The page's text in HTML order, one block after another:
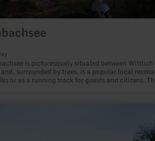
is picturesquely situated between Wittlich
surrounded by trees, is a popular local
or as a running track for guests and citizens.
channelled through pipes under the motorway
the Lieser. Swimming in the lake is prohibited.
Fishing licences are available from the
in Wittlich on presentation of a federal